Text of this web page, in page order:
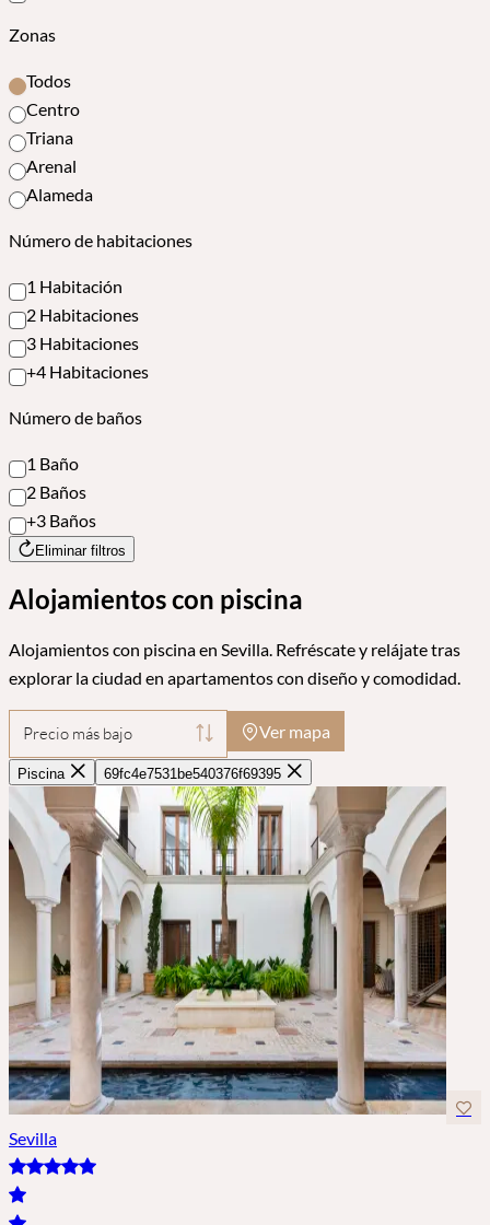
Zonas
Todos
Centro
Triana
Arenal
Alameda
Número de habitaciones
1 Habitación
2 Habitaciones
3 Habitaciones
+4 Habitaciones
Número de baños
1 Baño
2 Baños
+3 Baños
Eliminar filtros
Alojamientos con piscina
Alojamientos con piscina en Sevilla. Refréscate y relájate tras
explorar la ciudad en apartamentos con diseño y comodidad.
Precio más bajo Ver mapa
Piscina 69fc4e7531be540376f69395
Sevilla